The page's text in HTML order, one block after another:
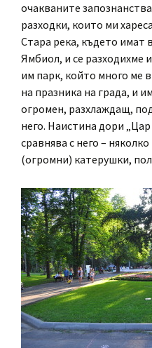
очакваните
разходки, които ми
Стара река, където имат
Ямбиол, и се разходихме
им парк, който много ме
на празника на града, и
огромен, разхлаждащ,
него. Наистина дори
сравнява с него –
(огромни) катерушки,